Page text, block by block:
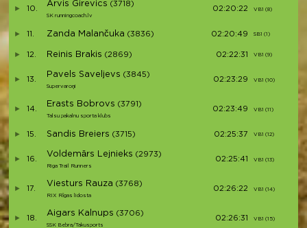
10.
Arvis Girevics (3718)
SK runningcoach.lv
02:20:22 VB1 (8)
11. Zanda Malančuka (3836) 02:20:49 SB1 (1)
12. Reinis Brakis (2869) 02:22:31 VB1 (9)
13.
Pavels Saveljevs (3845)
Supervaroņi
02:23:29 VB1 (10)
14.
Erasts Bobrovs (3791)
Talsu pakalnu sporta klubs
02:23:49 VB1 (11)
15. Sandis Breiers (3715) 02:25:37 VB1 (12)
16.
Voldemārs Lejnieks (2973)
Riga Trail Runners
02:25:41 VB1 (13)
17.
Viesturs Rauza (3768)
RIX Rīgas lidosta
02:26:22 VB1 (14)
18.
Aigars Kalnups (3706)
SSK Bebra/Takusports
02:26:31 VB1 (15)